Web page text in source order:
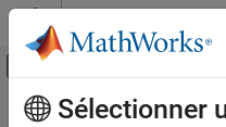
Passer au contenu
Activer/
Ressource
Contenu principal
Sélectionner